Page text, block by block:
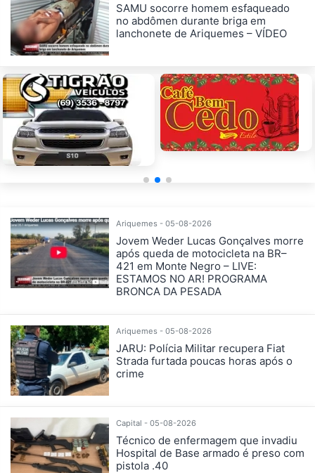
SAMU socorre homem esfaqueado
no abdômen durante briga em
lanchonete de Ariquemes – VÍDEO
Ariquemes - 05-08-2026
Jovem Weder Lucas Gonçalves morre
após queda de motocicleta na BR–
421 em Monte Negro – LIVE:
ESTAMOS NO AR! PROGRAMA
BRONCA DA PESADA
Ariquemes - 05-08-2026
JARU: Polícia Militar recupera Fiat
Strada furtada poucas horas após o
crime
Capital - 05-08-2026
Técnico de enfermagem que invadiu
Hospital de Base armado é preso com
pistola .40